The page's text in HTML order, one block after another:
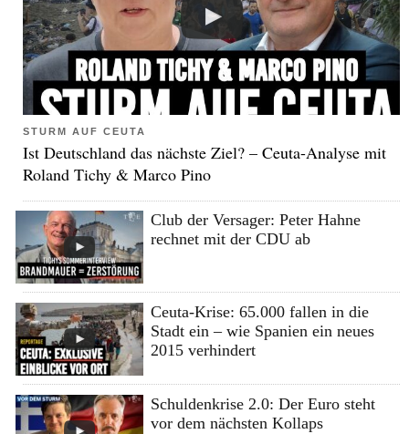
STURM AUF CEUTA
Ist Deutschland das nächste Ziel? – Ceuta-Analyse mit
Roland Tichy & Marco Pino
Club der Versager: Peter Hahne
rechnet mit der CDU ab
Ceuta-Krise: 65.000 fallen in die
Stadt ein – wie Spanien ein neues
2015 verhindert
Schuldenkrise 2.0: Der Euro steht
vor dem nächsten Kollaps